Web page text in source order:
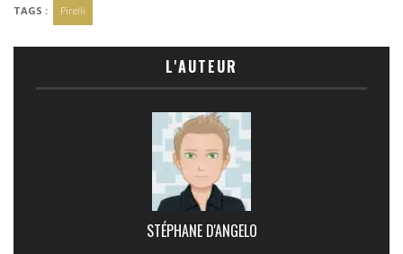
TAGS : Pirelli
L'AUTEUR
STÉPHANE D'ANGELO